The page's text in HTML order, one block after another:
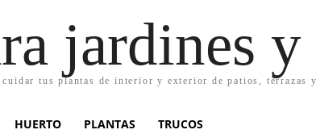
jardines
tus plantas de interior y exterior de patios, terrazas
HUERTO PLANTAS TRUCOS